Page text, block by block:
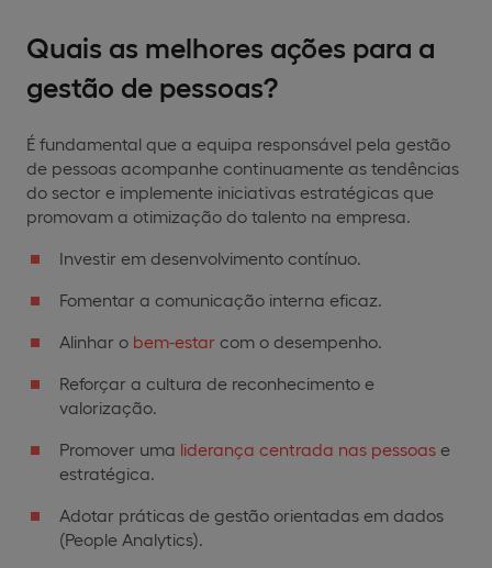
Quais as melhores ações para a
gestão de pessoas?
É fundamental que a equipa responsável pela gestão
de pessoas acompanhe continuamente as tendências
do sector e implemente iniciativas estratégicas que
promovam a otimização do talento na empresa.
Investir em desenvolvimento contínuo.
Fomentar a comunicação interna eficaz.
Alinhar o bem-estar com o desempenho.
Reforçar a cultura de reconhecimento e
valorização.
Promover uma liderança centrada nas pessoas e
estratégica.
Adotar práticas de gestão orientadas em dados
(People Analytics).